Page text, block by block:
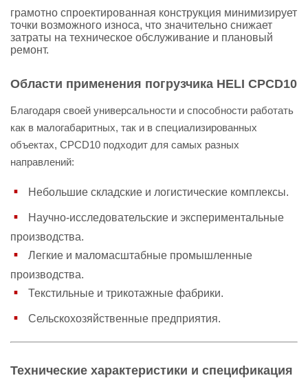
грамотно спроектированная конструкция минимизирует
точки возможного износа, что значительно снижает
затраты на техническое обслуживание и плановый
ремонт.
Области применения погрузчика HELI CPCD10
Благодаря своей универсальности и способности работать
как в малогабаритных, так и в специализированных
объектах, CPCD10 подходит для самых разных
направлений:
Небольшие складские и логистические комплексы.
Научно-исследовательские и экспериментальные
производства.
Легкие и маломасштабные промышленные
производства.
Текстильные и трикотажные фабрики.
Сельскохозяйственные предприятия.
Технические характеристики и спецификация